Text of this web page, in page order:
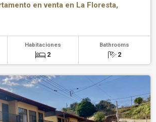
en venta en La Floresta,
Habitaciones
2
Bathrooms
2